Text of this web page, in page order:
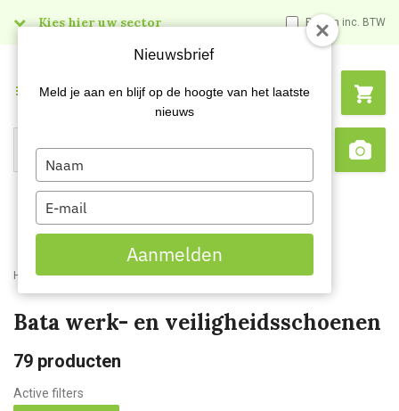
Kies hier uw sector Prijzen inc. BTW
Search
Menu
Home Webshop Werk- en veiligheidsschoenen
Bata werk- en veiligheidsschoenen
79 producten
Active filters
Nieuwsbrief
Meld je aan en blijf op de hoogte van het laatste
nieuws
Type
your
name
Type
your
email
Aanmelden